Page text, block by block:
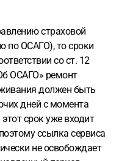
страховой
по ОСАГО), то сроки
со ст. 12
ОСАГО» ремонт
должен быть
дней с момента
срок уже входит
ссылка сервиса
не освобождает